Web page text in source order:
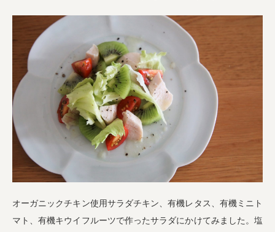
オーガニックチキン使用サラダチキン、有機レタス、有機ミニト
マト、有機キウイフルーツで作ったサラダにかけてみました。塩